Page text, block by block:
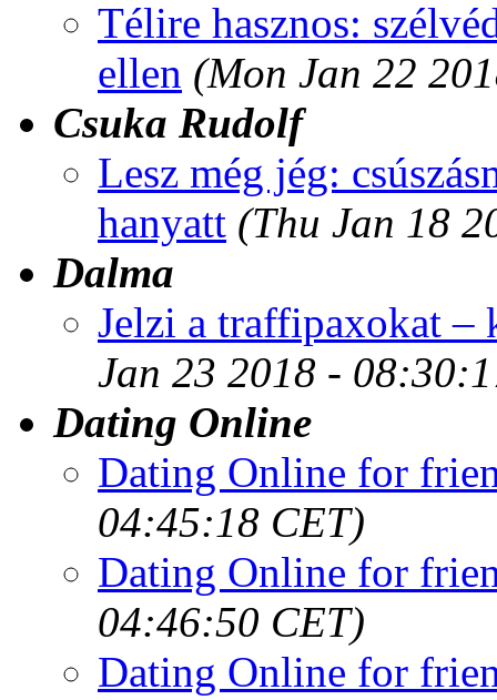
Télire hasznos:
ellen (Mon Jan 22
Csuka Rudolf
Lesz még jég:
hanyatt (Thu Jan 18
Dalma
Jelzi a traffipaxokat –
Jan 23 2018 -
Dating Online
Dating Online for
04:45:18 CET)
Dating Online for
04:46:50 CET)
Dating Online for